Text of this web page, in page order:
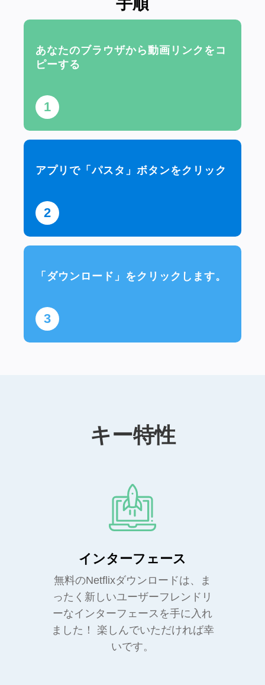
1
あなたのブラウザから動画リンクをコ
ピーする
2
アプリで「パスタ」ボタンをクリック
3
「ダウンロード」をクリックします。
キー特性
インターフェース
無料のNetflixダウンロードは、ま
ったく新しいユーザーフレンドリ
ーなインターフェースを手に入れ
ました！ 楽しんでいただければ幸
いです。